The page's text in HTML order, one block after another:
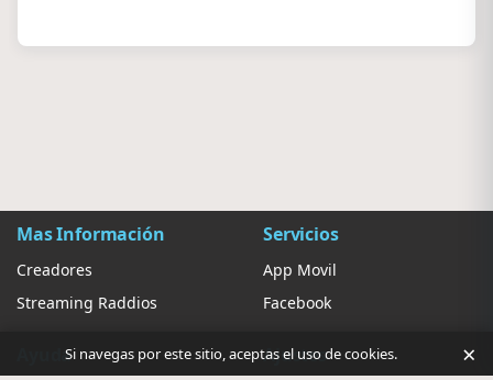
Mas Información
Creadores
Streaming Raddios
Servicios
App Movil
Facebook
Ayuda Ajustes
Si navegas por este sitio, aceptas el uso de cookies. ×